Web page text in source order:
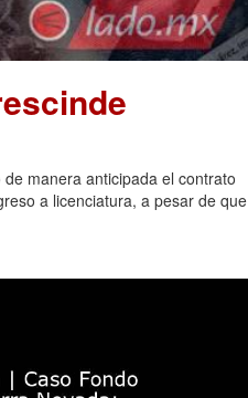
manera anticipada el contrato
a licenciatura, a pesar de que